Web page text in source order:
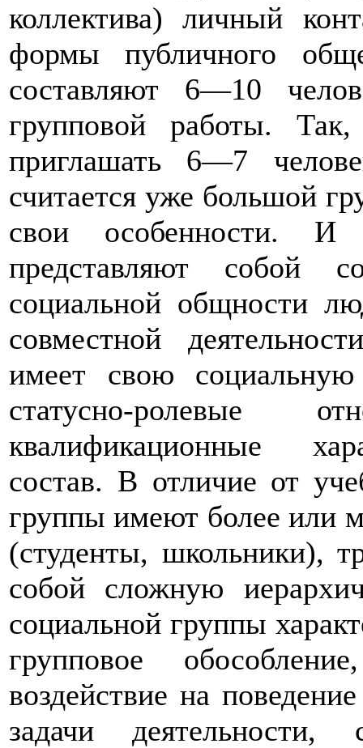
коллектива) личный
формы публичного
составляют 6—10
групповой работы.
приглашать 6—7
считается уже большой
свои особенности.
представляют собой
социальной общности
совместной
имеет свою
статусно-ролевые
квалификационные
состав. В отличие от
группы имеют более или
(студенты, школьники),
собой сложную
социальной группы
групповое
воздействие на
задачи деятельности,